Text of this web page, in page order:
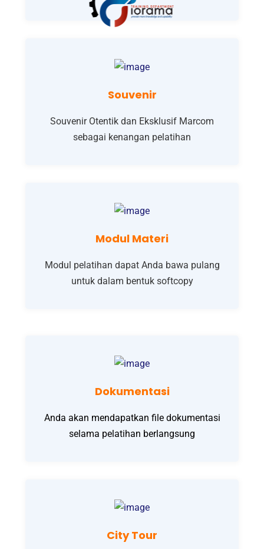
Souvenir
Souvenir Otentik dan Eksklusif Marcom
sebagai kenangan pelatihan
Modul Materi
Modul pelatihan dapat Anda bawa pulang
untuk dalam bentuk softcopy
Dokumentasi
Anda akan mendapatkan file dokumentasi
selama pelatihan berlangsung
City Tour